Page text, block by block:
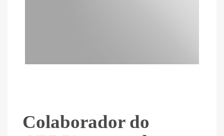
Colaborador do